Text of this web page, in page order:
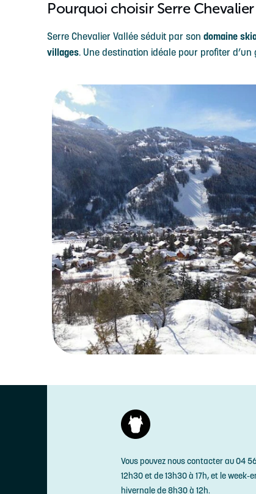
Pourquoi choisir Serre Chevalier
Serre Chevalier Vallée séduit par son domaine
villages. Une destination idéale pour profiter
Vous pouvez nous contacter au 04
12h30 et de 13h30 à 17h, et le
hivernale de 8h30 à 12h.